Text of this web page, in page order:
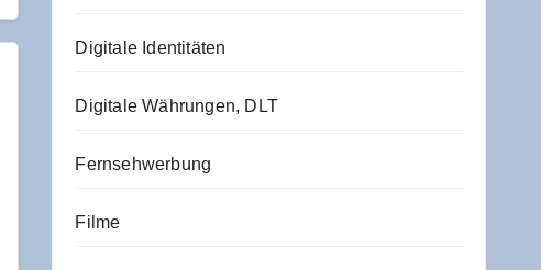
Digitale Identitäten
Digitale Währungen, DLT
Fernsehwerbung
Filme